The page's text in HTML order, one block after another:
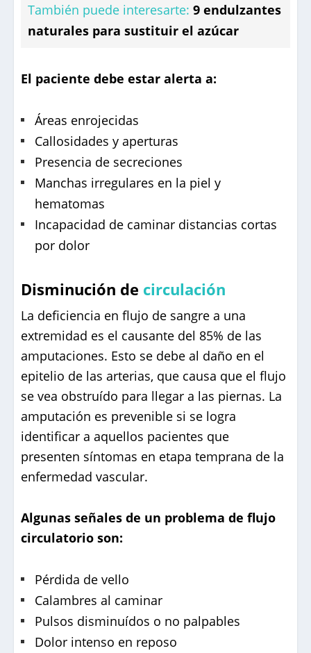
También puede interesarte: 9 endulzantes
naturales para sustituir el azúcar
El paciente debe estar alerta a:
Áreas enrojecidas
Callosidades y aperturas
Presencia de secreciones
Manchas irregulares en la piel y
hematomas
Incapacidad de caminar distancias cortas
por dolor
Disminución de circulación
La deficiencia en flujo de sangre a una
extremidad es el causante del 85% de las
amputaciones. Esto se debe al daño en el
epitelio de las arterias, que causa que el flujo
se vea obstruído para llegar a las piernas. La
amputación es prevenible si se logra
identificar a aquellos pacientes que
presenten síntomas en etapa temprana de la
enfermedad vascular.
Algunas señales de un problema de flujo
circulatorio son:
Pérdida de vello
Calambres al caminar
Pulsos disminuídos o no palpables
Dolor intenso en reposo